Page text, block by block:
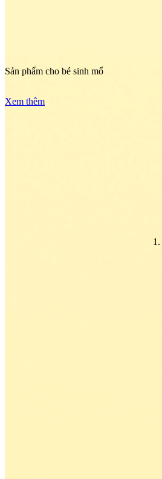
Sản phẩm cho bé sinh mổ
Xem thêm